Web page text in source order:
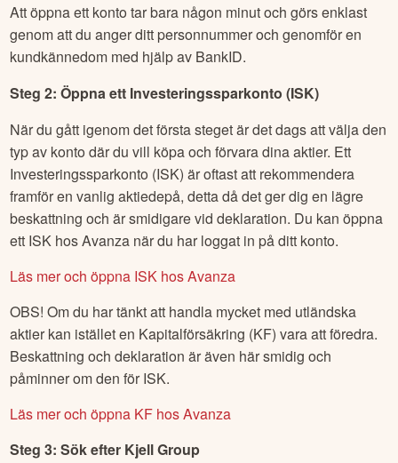
Att öppna ett konto tar bara någon minut och görs enklast
genom att du anger ditt personnummer och genomför en
kundkännedom med hjälp av BankID.
Steg 2: Öppna ett Investeringssparkonto (ISK)
När du gått igenom det första steget är det dags att välja den
typ av konto där du vill köpa och förvara dina aktier. Ett
Investeringssparkonto (ISK) är oftast att rekommendera
framför en vanlig aktiedepå, detta då det ger dig en lägre
beskattning och är smidigare vid deklaration. Du kan öppna
ett ISK hos Avanza när du har loggat in på ditt konto.
Läs mer och öppna ISK hos Avanza
OBS! Om du har tänkt att handla mycket med utländska
aktier kan istället en Kapitalförsäkring (KF) vara att föredra.
Beskattning och deklaration är även här smidig och
påminner om den för ISK.
Läs mer och öppna KF hos Avanza
Steg 3: Sök efter Kjell Group